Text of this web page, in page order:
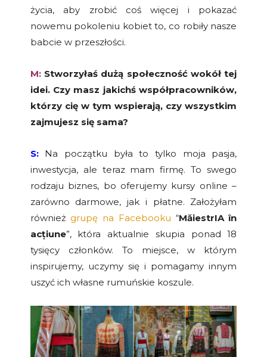
życia, aby zrobić coś więcej i pokazać
nowemu pokoleniu kobiet to, co robiły nasze
babcie w przeszłości.
M:Stworzyłaś dużą społeczność wokół tej
idei. Czy masz jakichś współpracowników,
którzy cię w tym wspierają, czy wszystkim
zajmujesz się sama?
S: Na początku była to tylko moja pasja,
inwestycja, ale teraz mam firmę. To swego
rodzaju biznes, bo oferujemy kursy online –
zarówno darmowe, jak i płatne. Założyłam
również grupę na Facebooku “MăiestrIA în
acțiune”, która aktualnie skupia ponad 18
tysięcy członków. To miejsce, w którym
inspirujemy, uczymy się i pomagamy innym
uszyć ich własne rumuńskie koszule.